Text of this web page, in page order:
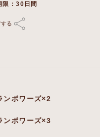
限：30日間
る
ボワーズ×2
ボワーズ×3